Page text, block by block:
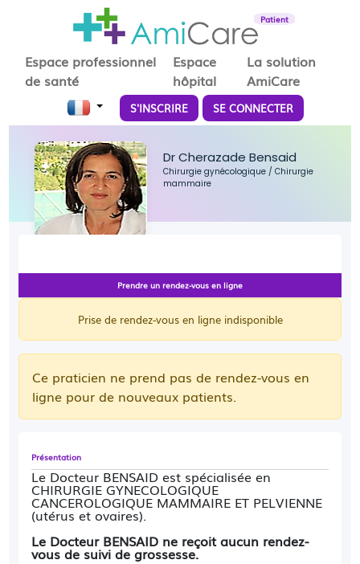
Patient
Espace professionnel
de santé
Espace
hôpital
La solution
AmiCare
S'INSCRIRE SE CONNECTER
Dr Cherazade Bensaid
Chirurgie gynécologique/Chirurgie
mammaire
Ce praticien ne prend pas de rendez-vous en
ligne pour de nouveaux patients.
Présentation
Le Docteur BENSAID est spécialisée en
CHIRURGIE GYNECOLOGIQUE
CANCEROLOGIQUE MAMMAIRE ET PELVIENNE
(utérus et ovaires).
Le Docteur BENSAID ne reçoit aucun rendez-
vous de suivi de grossesse.
Prendre un rendez-vous en ligne
Prise de rendez-vous en ligne indisponible